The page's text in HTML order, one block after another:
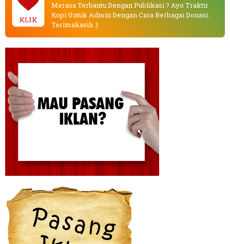
KLIK
Merasa Terbantu Dengan Publikasi ? Ayo Traktir
Kopi Untuk Admin Dengan Cara Berbagai Donasi.
Terimakasih :)